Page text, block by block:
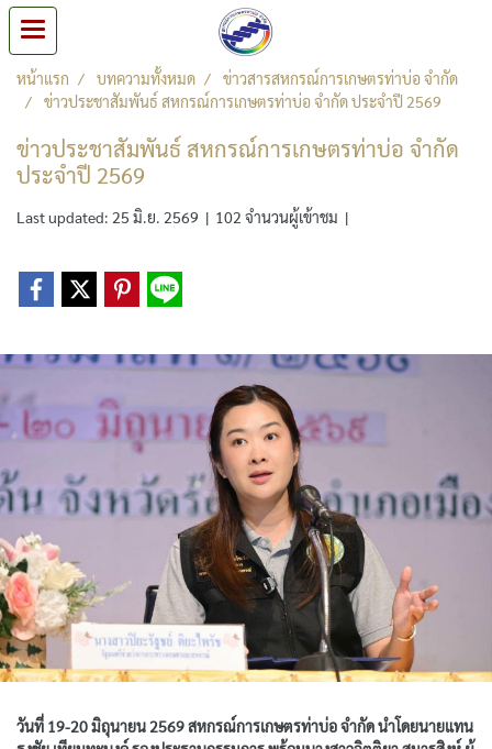
หน้าแรก บทความทั้งหมด
ข่าวสารสหกรณ์การเกษตรท่าบ่อ จำกัด
ข่าวประชาสัมพันธ์ สหกรณ์การเกษตรท่าบ่อ จำกัด ประจำปี 2569
ข่าวประชาสัมพันธ์ สหกรณ์การเกษตรท่าบ่อ จำกัด
ประจำปี 2569
Last updated: 25 มิ.ย. 2569 | 102 จำนวนผู้เข้าชม |
วันที่ 19-20 มิถุนายน 2569 สหกรณ์การเกษตรท่าบ่อ จำกัด นำโดยนายแทน